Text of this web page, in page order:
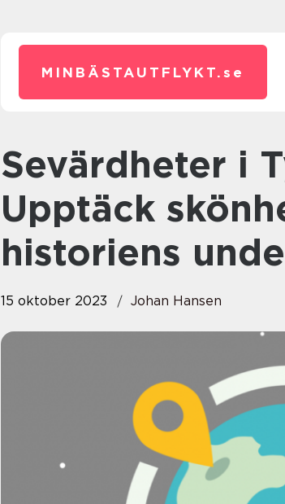
MINBÄSTAUTFLYKT. se
Sevärdheter i Tyskland:
Upptäck
historiens
15 oktober 2023 Johan Hansen